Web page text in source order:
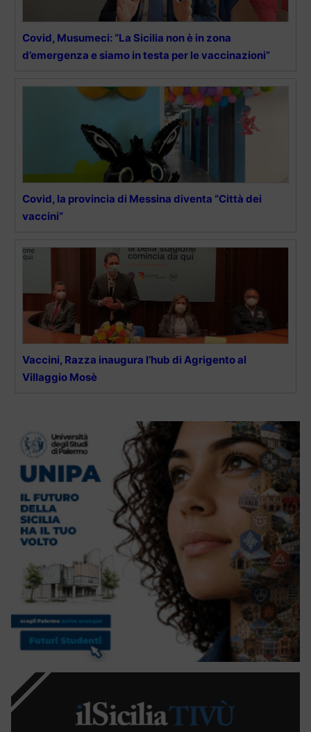
Covid, Musumeci: “La Sicilia non è in zona
d’emergenza e siamo in testa per le vaccinazioni”
Covid, la provincia di Messina diventa “Città dei
vaccini”
Vaccini, Razza inaugura l’hub di Agrigento al
Villaggio Mosè